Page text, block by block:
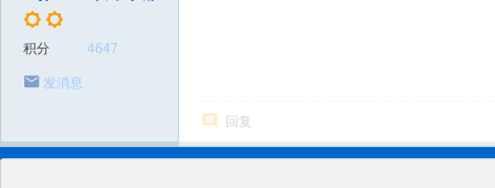
积分 4647
发消息
回复